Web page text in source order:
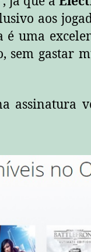
aos
é uma
sem gastar
assinatura